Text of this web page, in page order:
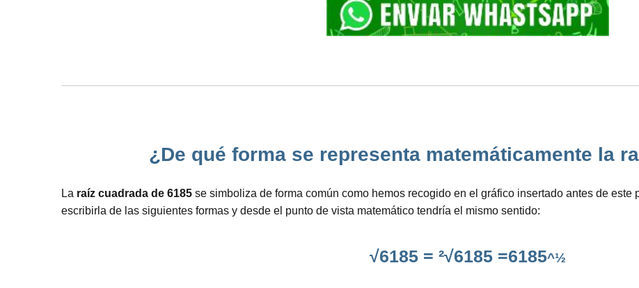
¿De qué forma se representa matemáticamente la
La raíz cuadrada de 6185 se simboliza de forma común como hemos recogido en el gráfico insertado antes de
escribirla de las siguientes formas y desde el punto de vista matemático tendría el mismo sentido:
√6185 = ²√6185 =6185^½